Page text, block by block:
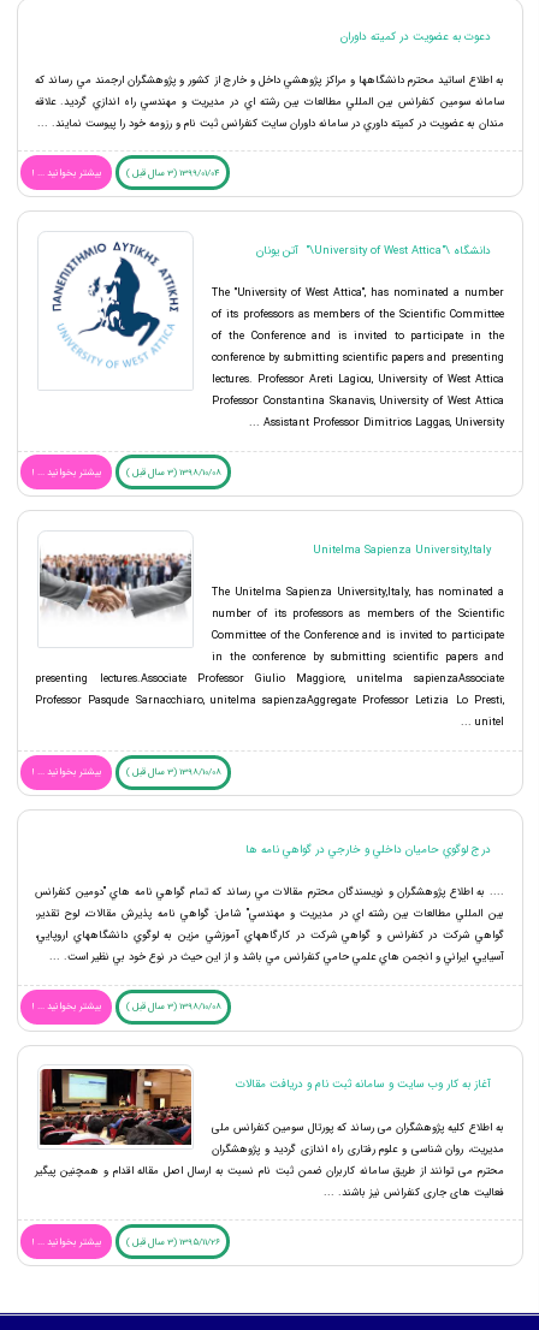
دعوت به عضويت در كميته داوران
به اطلاع اساتيد محترم دانشگاهها و مراكز پژوهشي داخل و خارج از كشور و پژوهشگران ارجمند مي رساند كه
سامانه سومين كنفرانس بين المللي مطالعات بين رشته اي در مديريت و مهندسي راه اندازي گرديد. علاقه
مندان به عضويت در كميته داوري در سامانه داوران سايت كنفرانس ثبت نام و رزومه خود را پيوست نمايند. ...
1399/01/04 (3 سال قبل ) بیشتر بخوانید ... !
دانشگاه \"University of West Attica\" آتن يونان
The "University of West Attica", has nominated a number
of its professors as members of the Scientific Committee
of the Conference and is invited to participate in the
conference by submitting scientific papers and presenting
lectures. Professor Areti Lagiou, University of West Attica
Professor Constantina Skanavis, University of West Attica
Assistant Professor Dimitrios Laggas, University ...
1398/10/08 (3 سال قبل ) بیشتر بخوانید ... !
Unitelma Sapienza University,Italy
The Unitelma Sapienza University,Italy, has nominated a
number of its professors as members of the Scientific
Committee of the Conference and is invited to participate
in the conference by submitting scientific papers and
presenting lectures.Associate Professor Giulio Maggiore, unitelma sapienzaAssociate
Professor Pasqude Sarnacchiaro, unitelma sapienzaAggregate Professor Letizia Lo Presti,
unitel ...
1398/10/08 (3 سال قبل ) بیشتر بخوانید ... !
درج لوگوي حاميان داخلي و خارجي در گواهي نامه ها
.... به اطلاع پژوهشگران و نويسندگان محترم مقالات مي رساند كه تمام گواهي نامه هاي "دومين كنفرانس
بين المللي مطالعات بين رشته اي در مديريت و مهندسي" شامل: گواهي نامه پذيرش مقالات، لوح تقدير،
گواهي شركت در كنفرانس و گواهي شركت در كارگاههاي آموزشي مزين به لوگوي دانشگاههاي اروپايي،
آسيايي، ايراني و انجمن هاي علمي حامي كنفرانس مي باشد و از اين حيث در نوع خود بي نظير است. ...
1398/10/08 (3 سال قبل ) بیشتر بخوانید ... !
آغاز به کار وب سایت و سامانه ثبت نام و دریافت مقالات
به اطلاع کلیه پژوهشگران می رساند که پورتال سومين كنفرانس ملی
مديريت، روان شناسی و علوم رفتاری راه اندازی گردید و پژوهشگران
محترم می توانند از طریق سامانه کاربران ضمن ثبت نام نسبت به ارسال اصل مقاله اقدام و همچنین پیگیر
فعالیت های جاری کنفرانس نیز باشند. ...
1395/11/26 (3 سال قبل ) بیشتر بخوانید ... !